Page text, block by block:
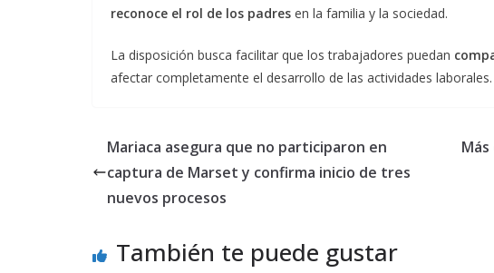
reconoce el rol de los padres en la familia y la sociedad.
La disposición busca facilitar que los trabajadores puedan
afectar completamente el desarrollo de las actividades laborales.
Mariaca asegura que no participaron en
captura de Marset y confirma inicio de tres
nuevos procesos
También te puede gustar